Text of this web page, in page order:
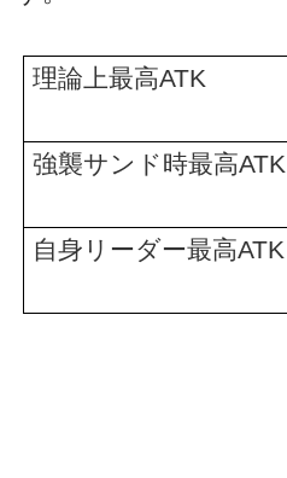
理論上最高ATK
強襲サンド時最高ATK
自身リーダー最高ATK